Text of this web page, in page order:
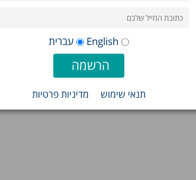
English עברית
תנאי שימוש מדיניות פרטיות